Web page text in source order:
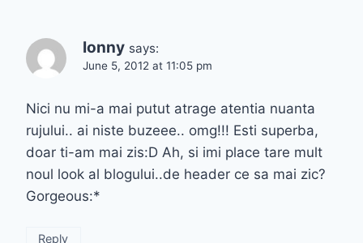
Ionny says:
June 5, 2012 at 11:05 pm
Nici nu mi-a mai putut atrage atentia nuanta
rujului.. ai niste buzeee.. omg!!! Esti superba,
doar ti-am mai zis:D Ah, si imi place tare mult
noul look al blogului..de header ce sa mai zic?
Gorgeous:*
Reply